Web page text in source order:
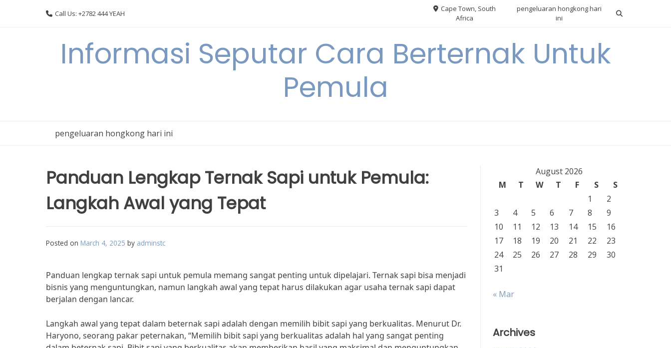
Call Us: +2782 444 YEAH
Cape Town, South
Africa
pengeluaran hongkong hari
ini
Informasi Seputar Cara Berternak Untuk
Pemula
pengeluaran hongkong hari ini
Panduan Lengkap Ternak Sapi untuk Pemula:
Langkah Awal yang Tepat
Posted on March 4, 2025 by adminstc
Panduan lengkap ternak sapi untuk pemula memang sangat penting untuk dipelajari. Ternak sapi bisa menjadi
bisnis yang menguntungkan, namun langkah awal yang tepat harus dilakukan agar usaha ternak sapi dapat
berjalan dengan lancar.
Langkah awal yang tepat dalam beternak sapi adalah dengan memilih bibit sapi yang berkualitas. Menurut Dr.
Haryono, seorang pakar peternakan, “Memilih bibit sapi yang berkualitas adalah hal yang sangat penting
August 2026
M
T W T F S
S
1
2
3
4 5 6 7 8
9
10
11 12 13 14 15
16
17
18 19 20 21 22
23
24
25 26 27 28 29
30
31
« Mar
Archives